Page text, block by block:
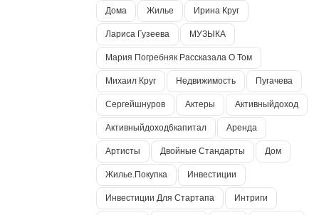
Дома Жилье Ирина Круг
Лариса Гузеева МУЗЫКА
Мария Погребняк Рассказала О Том
Михаил Круг Недвижимость Пугачева
Сергейшнуров Актеры Активныйдоход
Активныйдоход6капитал Аренда
Артисты Двойные Стандарты Дом
Жилье.покупка Инвестиции
Инвестиции Для Стартапа Интриги